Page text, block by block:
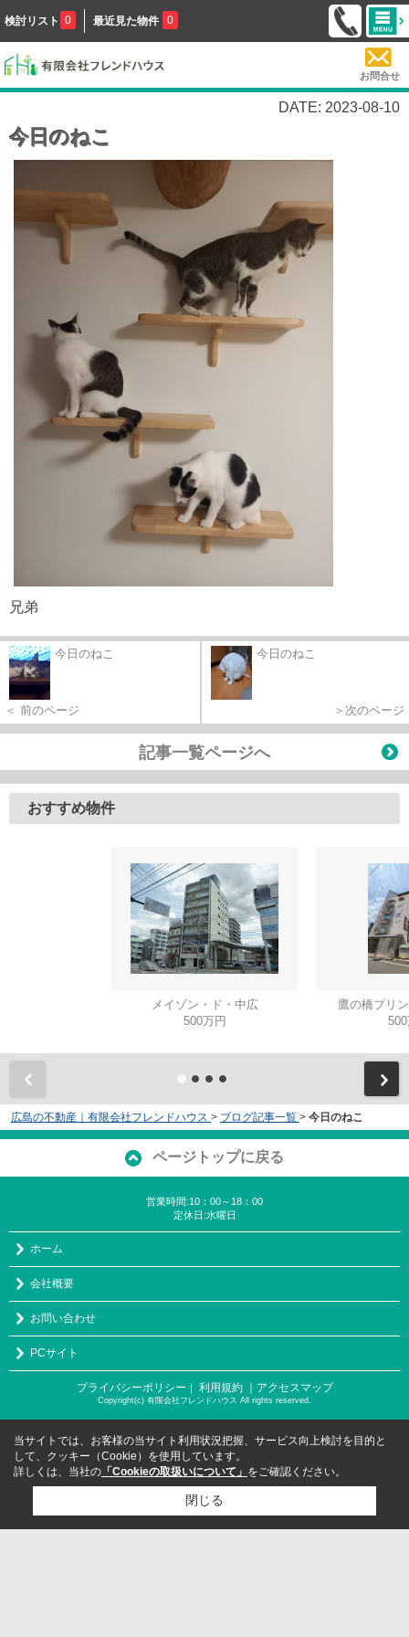
検討リスト 0 最近見た物件 0
お問合せ
DATE: 2023-08-10
今日のねこ
兄弟
今日のねこ
＜ 前のページ
今日のねこ
＞次のページ
記事一覧ページへ
おすすめ物件
メイゾン・ド・中広
500万円
鷹の橋プリ
広島の不動産｜有限会社フレンドハウス > ブログ記事一覧 > 今日のねこ
ページトップに戻る
営業時間:10：00～18：00
定休日:水曜日
ホーム
会社概要
お問い合わせ
PCサイト
プライバシーポリシー 利用規約 ｜アクセスマップ
Copyright(c) 有限会社フレンドハウス All rights reserved.
当サイトでは、お客様の当サイト利用状況把握、サービス向上検討を目的と
して、クッキー（Cookie）を使用しています。
詳しくは、当社の 「Cookieの取扱いについて」 をご確認ください。
閉じる